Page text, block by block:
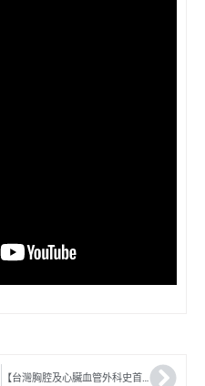
【台灣胸腔及心臟血管外科史首部曲】 張 宏醫師